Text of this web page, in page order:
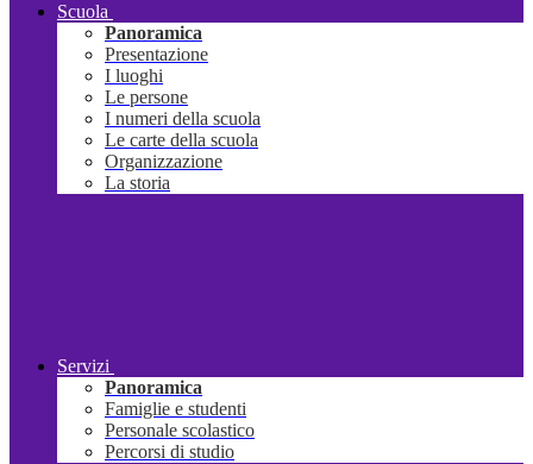
Scuola
Panoramica
Presentazione
I luoghi
Le persone
I numeri della scuola
Le carte della scuola
Organizzazione
La storia
Servizi
Panoramica
Famiglie e studenti
Personale scolastico
Percorsi di studio